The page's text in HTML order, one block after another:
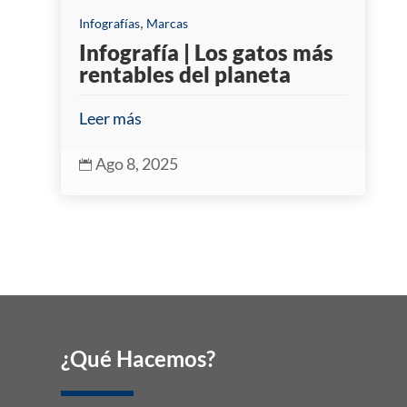
Infografías, Marcas
Infografía | Los gatos más
rentables del planeta
Leer más
 Ago 8, 2025
¿Qué Hacemos?